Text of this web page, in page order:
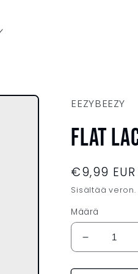
EEZYBEEZY
FLAT
€9,99 EUR
Sisältää veron.
Määrä
Vähennä
tuotteen
FLAT